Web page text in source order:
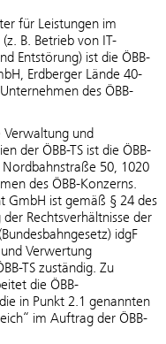
für Leistungen im
B. Betrieb von IT-
Entstörung) ist die ÖBB-
Erdberger Lände 40-
des ÖBB-
und
der ÖBB-TS ist die ÖBB-
50, 1020
des ÖBB-Konzerns.
GmbH ist gemäß § 24 des
Rechtsverhältnisse der
idgF
Verwertung
TS zuständig. Zu
die ÖBB-
in Punkt 2.1 genannten
im Auftrag der ÖBB-